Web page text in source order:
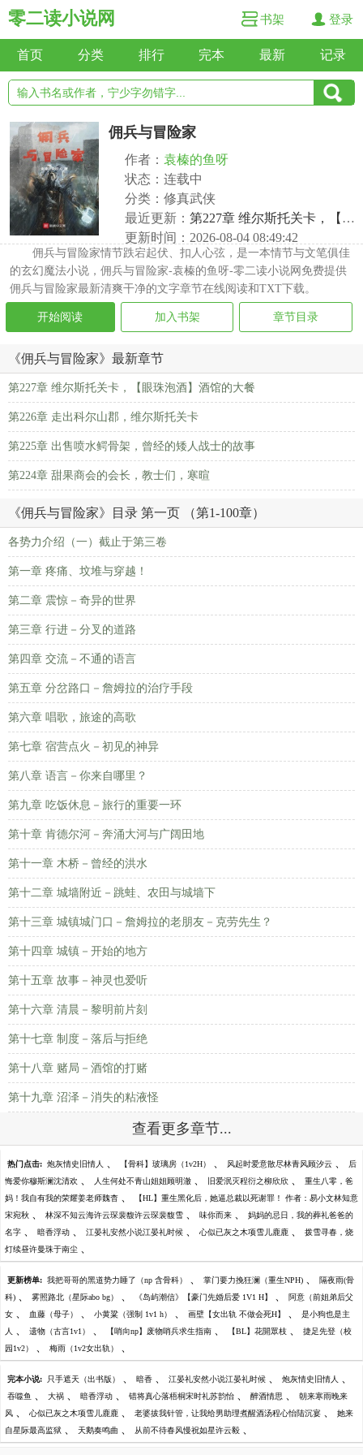
零二读小说网 书架 登录
首页 分类 排行 完本 最新 记录
佣兵与冒险家
作者： 袁榛的鱼呀
状态：连载中
分类：修真武侠
最近更新： 第227章 维尔斯托关卡，【眼珠泡酒】酒馆的大餐
更新时间：2026-08-04 08:49:42
佣兵与冒险家情节跌宕起伏、扣人心弦，是一本情节与文笔俱佳
的玄幻魔法小说，佣兵与冒险家-袁榛的鱼呀-零二读小说网免费提供
佣兵与冒险家最新清爽干净的文字章节在线阅读和TXT下载。
开始阅读 加入书架 章节目录
《佣兵与冒险家》最新章节
第227章 维尔斯托关卡，【眼珠泡酒】酒馆的大餐
第226章 走出科尔山郡，维尔斯托关卡
第225章 出售喷水鳄骨架，曾经的矮人战士的故事
第224章 甜果商会的会长，教士们，寒暄
《佣兵与冒险家》目录 第一页 （第1-100章）
各势力介绍（一）截止于第三卷
第一章 疼痛、坟堆与穿越！
第二章 震惊－奇异的世界
第三章 行进－分叉的道路
第四章 交流－不通的语言
第五章 分岔路口－詹姆拉的治疗手段
第六章 唱歌，旅途的高歌
第七章 宿营点火－初见的神异
第八章 语言－你来自哪里？
第九章 吃饭休息－旅行的重要一环
第十章 肯德尔河－奔涌大河与广阔田地
第十一章 木桥－曾经的洪水
第十二章 城墙附近－跳蛙、农田与城墙下
第十三章 城镇城门口－詹姆拉的老朋友－克劳先生？
第十四章 城镇－开始的地方
第十五章 故事－神灵也爱听
第十六章 清晨－黎明前片刻
第十七章 制度－落后与拒绝
第十八章 赌局－酒馆的打赌
第十九章 沼泽－消失的粘液怪
查看更多章节...
热门点击: 炮灰情史旧情人 、 【骨科】玻璃房（1v2H） 、 风起时爱意散尽林青风顾汐云 、 后
悔爱你穆斯澜沈清欢 、 人生何处不青山姐姐顾明澈 、 旧爱泯灭程衍之柳欣欣 、 重生八零，爸
妈！我自有我的荣耀姜老师魏杳 、 【HL】重生黑化后，她逼总裁以死谢罪！ 作者：易小文林知意
宋宛秋 、 林深不知云海许云琛裴馥许云琛裴馥雪 、 味你而来 、 妈妈的忌日，我的葬礼爸爸的
名字 、 暗香浮动 、 江晏礼安然小说江晏礼时候 、 心似已灰之木项雪儿鹿鹿 、 拨雪寻春，烧
灯续昼许曼珠于南尘 、
更新榜单: 我把哥哥的黑道势力睡了（np 含骨科） 、 掌门要力挽狂澜（重生NPH) 、 隔夜雨(骨
科) 、 雾照路北（星际abo bg） 、 《岛屿潮信》【豪门先婚后爱 1V1 H】 、 阿意（前姐弟后父
女 、 血藤（母子） 、 小黄粱（强制 1v1 h） 、 画壁【女出轨 不做会死H】 、 是小狗也是主
人 、 遗物（古言1v1） 、 【哨向np】废物哨兵求生指南 、 【BL】花開眾枝 、 捷足先登（校
园1v2） 、 梅雨（1v2女出轨） 、
完本小说: 只手遮天（出书版） 、 暗香 、 江晏礼安然小说江晏礼时候 、 炮灰情史旧情人 、
吞噬鱼 、 大祸 、 暗香浮动 、 错将真心落梧桐宋时礼苏韵怡 、 醉酒情思 、 朝来寒雨晚来
风 、 心似已灰之木项雪儿鹿鹿 、 老婆拔我针管，让我给男助理煮醒酒汤程心怡陆沉宴 、 她来
自星际最高监狱 、 天鹅奏鸣曲 、 从前不待春风慢祝如星许云毅 、